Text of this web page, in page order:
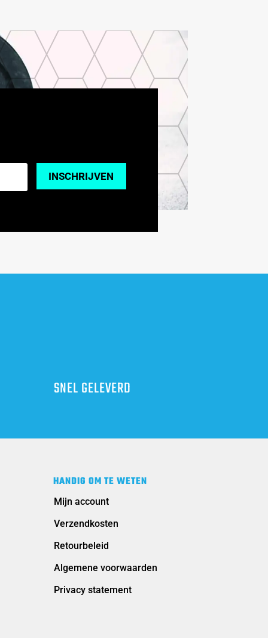
INSCHRIJVEN
SNEL GELEVERD
HANDIG OM TE WETEN
Mijn account
Verzendkosten
Retourbeleid
Algemene voorwaarden
Privacy statement